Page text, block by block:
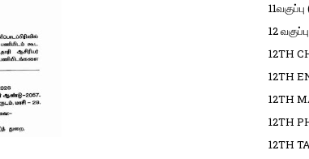
11வகுப்பு
12 வகுப்பு
12TH
12TH
12TH
12TH
12TH